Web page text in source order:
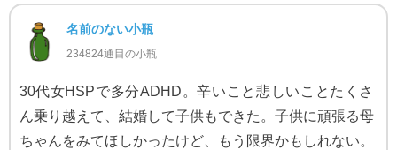
名前のない小瓶
234824通目の小瓶
30代女HSPで多分ADHD。辛いこと悲しいことたくさ
ん乗り越えて、結婚して子供もできた。子供に頑張る母
ちゃんをみてほしかったけど、もう限界かもしれない。